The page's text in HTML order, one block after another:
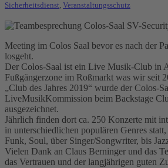
Sicherheitsdienst, Veranstaltungsschutz
Meeting im Colos Saal bevor es nach der
losgeht.
Der Colos-Saal ist ein Live Musik-Club in
Fußgängerzone im Roßmarkt was wir seit
„Club des Jahres 2019“ wurde der Colos-
LiveMusikKommission beim Backstage
ausgezeichnet.
Jährlich finden dort ca. 250 Konzerte mit
in unterschiedlichen populären Genres
Funk, Soul, über Singer/Songwriter, bis
Vielen Dank an Claus Berninger und das
das Vertrauen und der langjährigen guten